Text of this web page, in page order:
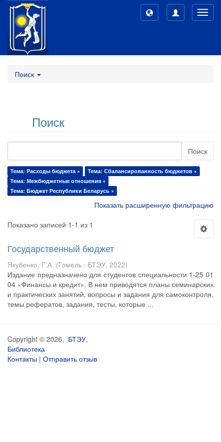
Поиск
Поиск
Поиск
Тема: Расходы бюджета ×
Тема: Сбалансированность бюджетов ×
Тема: Межбюджетные отношения ×
Тема: Бюджет Республики Беларусь ×
Показать расширенную фильтрацию
Показано записей 1-1 из 1
Государственный бюджет
Якубенко, Г.А. (Гомель : БТЭУ, 2022)
Издание предназначено для студентов специальности 1-25 01
04 «Финансы и кредит». В нем приводятся планы семинарских
и практических занятий, вопросы и задания для самоконтроля,
темы рефератов, задания, тесты, которые ...
Copyright © 2026, БТЭУ,
Библиотека
Контакты | Отправить отзыв